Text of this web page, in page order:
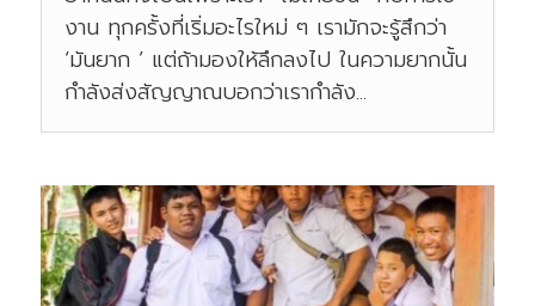
งาน ทุกครั้งที่เริ่มอะไรใหม่ ๆ เรามักจะรู้สึกว่า
‘มันยาก ’ แต่ถ้ามองให้ลึกลงไป ในความยากนั้น
กำลังส่งสัญญาณบอกว่าเรากำลัง...